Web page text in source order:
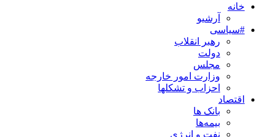
خانه
آرشیو
#سیاسی
رهبر انقلاب
دولت
مجلس
وزارت امور خارجه
احزاب و تشکلها
اقتصاد
بانک ها
بیمه‌ها
نفت و انرژی